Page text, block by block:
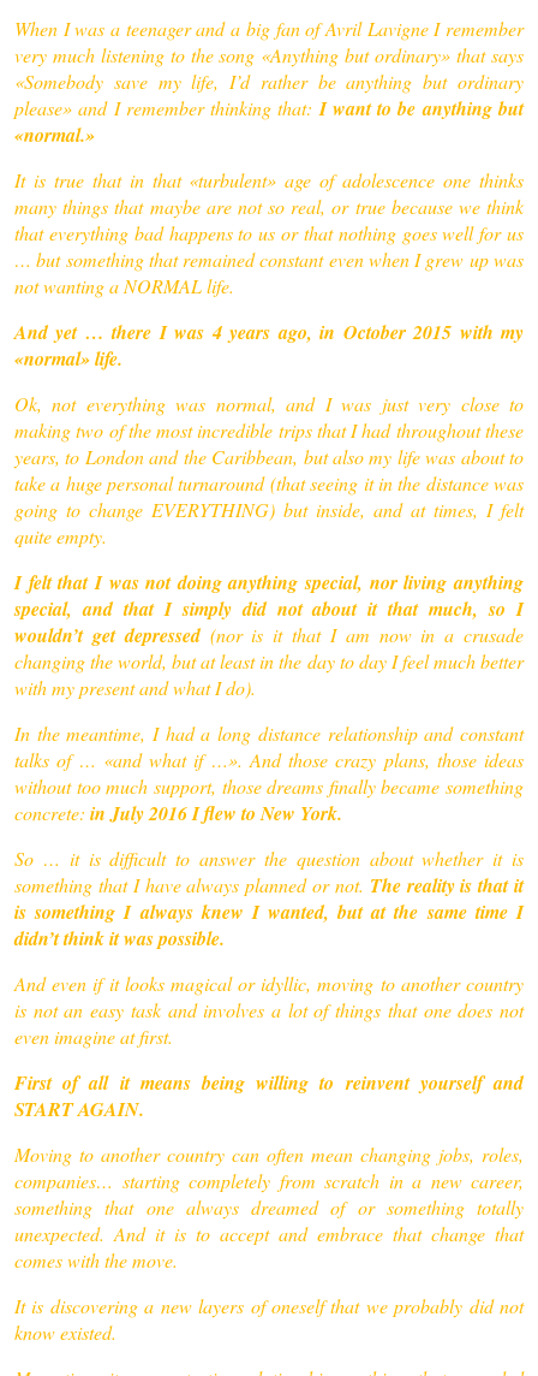
When I was a teenager and a big fan of Avril Lavigne I remember
very much listening to the song «Anything but ordinary» that says
«Somebody save my life, I’d rather be anything but ordinary
please» and I remember thinking that: I want to be anything but
«normal.»
It is true that in that «turbulent» age of adolescence one thinks
many things that maybe are not so real, or true because we think
that everything bad happens to us or that nothing goes well for us
… but something that remained constant even when I grew up was
not wanting a NORMAL life.
And yet … there I was 4 years ago, in October 2015 with my
«normal» life.
Ok, not everything was normal, and I was just very close to
making two of the most incredible trips that I had throughout these
years, to London and the Caribbean, but also my life was about to
take a huge personal turnaround (that seeing it in the distance was
going to change EVERYTHING) but inside, and at times, I felt
quite empty.
I felt that I was not doing anything special, nor living anything
special, and that I simply did not about it that much, so I
wouldn’t get depressed (nor is it that I am now in a crusade
changing the world, but at least in the day to day I feel much better
with my present and what I do).
In the meantime, I had a long distance relationship and constant
talks of … «and what if …». And those crazy plans, those ideas
without too much support, those dreams finally became something
concrete: in July 2016 I flew to New York.
So … it is difficult to answer the question about whether it is
something that I have always planned or not. The reality is that it
is something I always knew I wanted, but at the same time I
didn’t think it was possible.
And even if it looks magical or idyllic, moving to another country
is not an easy task and involves a lot of things that one does not
even imagine at first.
First of all it means being willing to reinvent yourself and
START AGAIN.
Moving to another country can often mean changing jobs, roles,
companies… starting completely from scratch in a new career,
something that one always dreamed of or something totally
unexpected. And it is to accept and embrace that change that
comes with the move.
It is discovering a new layers of oneself that we probably did not
know existed.